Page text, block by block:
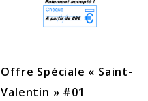
Offre Spéciale « Saint-
Valentin » #01